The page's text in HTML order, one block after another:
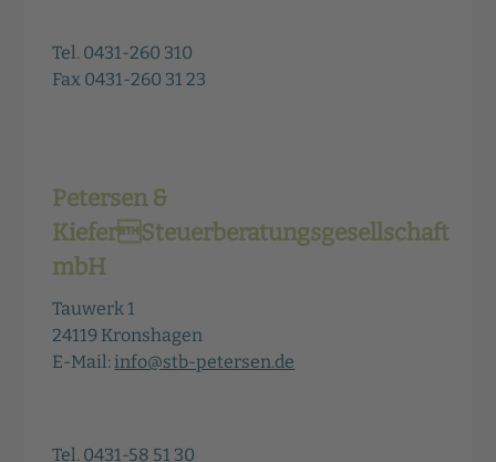
Tel. 0431-260 310
Fax 0431-260 31 23
Petersen &
KieferSteuerberatungsgesellschaft
mbH
Tauwerk 1
24119 Kronshagen
E-Mail: info@stb-petersen.de
Tel. 0431-58 51 30